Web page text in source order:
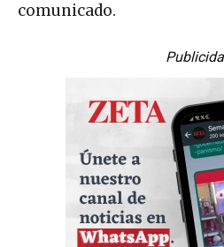
comunicado.